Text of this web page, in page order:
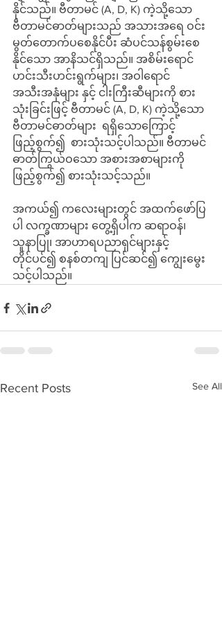
နိုင်သည်။ ဗီတာမင် (A, D, K) ကဲ့သို့သော
ဗီတာမင်ဓာတ်များသည် အသားအရေ ဝင်း
မွတ်တောက်ပစေနိုင်ပီး ဆံပင်သန်စွမ်းစေ
နိုင်သော အာနိသင်ရှိသည်။ အစိမ်းရောင်
ဟင်းသီးဟင်းရွက်များ၊ အဝါရောင်
အသီးအနှံများ နှင့် ငါးကြီးဆီများကို စား
သုံးခြင်းဖြင့် ဗီတာမင် (A, D, K) ကဲ့သို့သော
ဗီတာမင်ဓာတ်များ  ရရှိသောကြောင့်
ဖြည့်စွက်၍  စားသုံးသင့်ပါသည်။ ဗီတာမင်
ဓာတ်ကြွယ်ဝသော အစားအစာများကို
ဖြည့်စွက်၍ စားသုံးသင့်သည်။
အကယ်၍ ကလေးများတွင် အထက်ဖော်ပြ
ပါ လက္ခဏာများ တွေ့ရှိပါက ဆရာဝန်၊
သူနာပြု၊ အာဟာရပညာရှင်များနှင့်
တိုင်ပင်၍ စနစ်တကျ ပြင်ဆင်၍ ကျွေးမွေး
သင့်ပါသည်။
Recent Posts See All